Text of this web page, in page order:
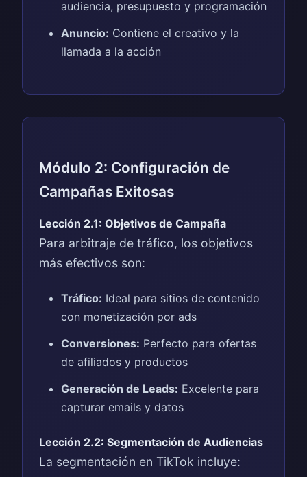
audiencia, presupuesto y programación
Anuncio: Contiene el creativo y la
llamada a la acción
Módulo 2: Configuración de
Campañas Exitosas
Lección 2.1: Objetivos de Campaña
Para arbitraje de tráfico, los objetivos
más efectivos son:
Tráfico: Ideal para sitios de contenido
con monetización por ads
Conversiones: Perfecto para ofertas
de afiliados y productos
Generación de Leads: Excelente para
capturar emails y datos
Lección 2.2: Segmentación de Audiencias
La segmentación en TikTok incluye: